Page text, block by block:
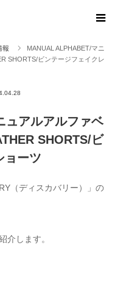
報
MANUAL ALPHABET/マニ
SHORTS/ビンテージフェイクレ
ュアルアルファベ
SHORTS/ビ
ョーツ
（ディスカバリー）」の
介します。